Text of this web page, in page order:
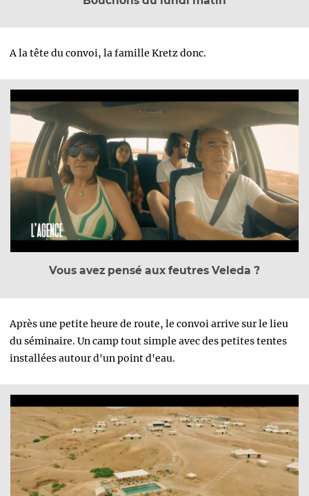
A la tête du convoi, la famille Kretz donc.
Vous avez pensé aux feutres Veleda ?
Après une petite heure de route, le convoi arrive sur le lieu
du séminaire. Un camp tout simple avec des petites tentes
installées autour d'un point d'eau.